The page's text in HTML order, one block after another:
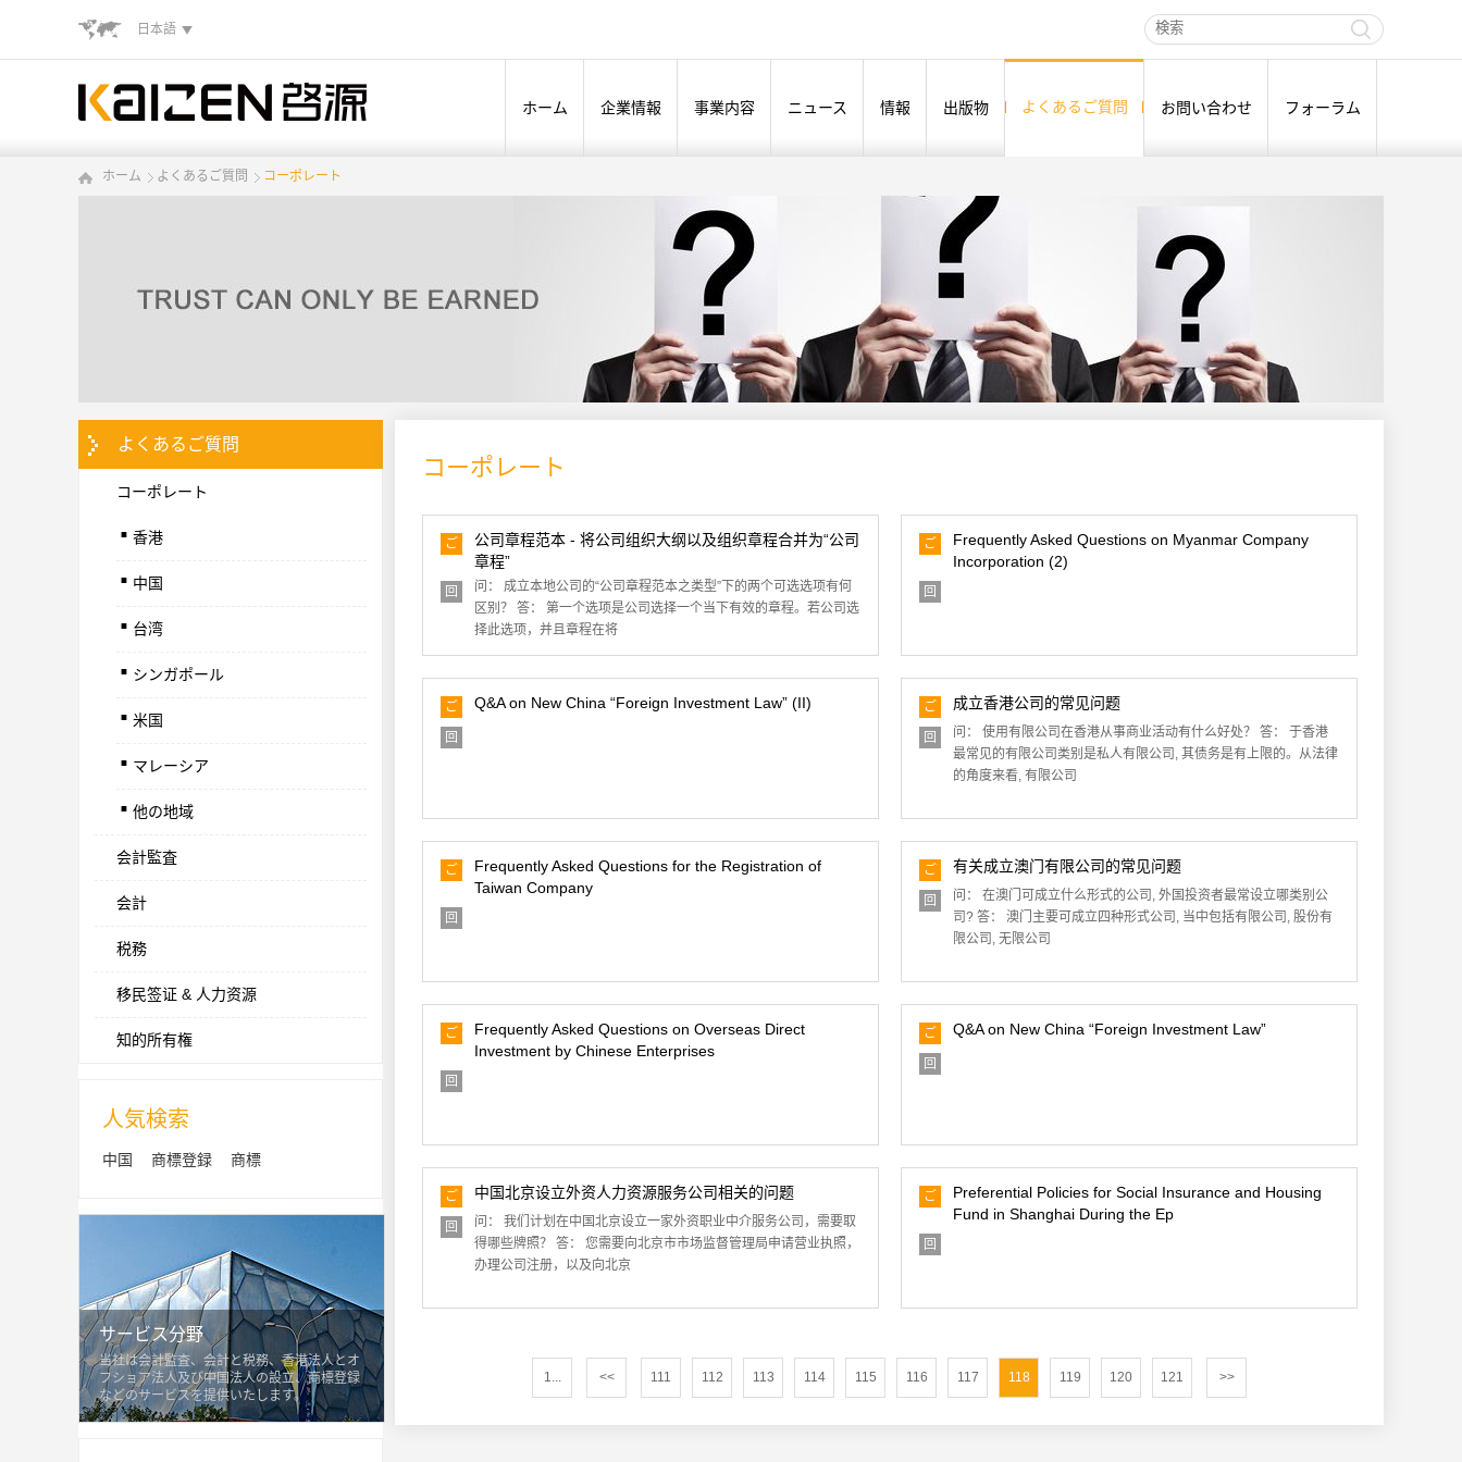
日本語
ホーム 企業情報 事業内容 ニュース 情報 出版物 よくあるご質問 お問い合わせ フォーラム
ホーム よくあるご質問 コーポレート
よくあるご質問
コーポレート
.香港
. 中国
. 台湾
. シンガポール
. 米国
. マレーシア
. 他の地域
会計監査
会計
税務
移民签证 & 人力资源
知的所有権
人気検索
中国 商標登録 商標
サービス分野
当社は会計監査、会計と税務、香港法人とオ
フショア法人及び中国法人の設立、商標登録
などのサービスを提供いたします。
コーポレート
ご
問
公司章程范本 - 将公司组织大纲以及组织章程合并为“公司
章程”
回
问： 成立本地公司的“公司章程范本之类型”下的两个可选选项有何
区别？ 答： 第一个选项是公司选择一个当下有效的章程。若公司选
择此选项，并且章程在将
ご
問
Frequently Asked Questions on Myanmar Company
Incorporation (2)
回
ご
質
問
Q&A on New China “Foreign Investment Law” (II)
回
ご
質
問
成立香港公司的常见问题
回
问： 使用有限公司在香港从事商业活动有什么好处？ 答： 于香港
最常见的有限公司类别是私人有限公司, 其债务是有上限的。从法律
的角度来看, 有限公司
ご
問
Frequently Asked Questions for the Registration of
Taiwan Company
回
ご
質
問
有关成立澳门有限公司的常见问题
回
问： 在澳门可成立什么形式的公司, 外国投资者最常设立哪类别公
司? 答： 澳门主要可成立四种形式公司, 当中包括有限公司, 股份有
限公司, 无限公司
ご
問
Frequently Asked Questions on Overseas Direct
Investment by Chinese Enterprises
回
ご
質
問
Q&A on New China “Foreign Investment Law”
回
ご
質
問
中国北京设立外资人力资源服务公司相关的问题
回
问： 我们计划在中国北京设立一家外资职业中介服务公司，需要取
得哪些牌照？ 答： 您需要向北京市市场监督管理局申请营业执照，
办理公司注册，以及向北京
ご
問
Preferential Policies for Social Insurance and Housing
Fund in Shanghai During the Ep
回
1... << 111 112 113 114 115 116 117 118 119 120 121 >>